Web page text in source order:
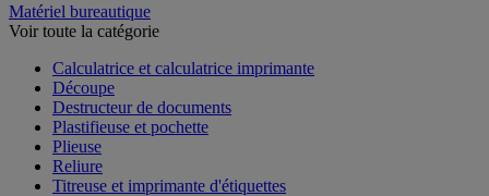
Matériel bureautique
Voir toute la catégorie
Calculatrice et calculatrice imprimante
Découpe
Destructeur de documents
Plastifieuse et pochette
Plieuse
Reliure
Titreuse et imprimante d'étiquettes